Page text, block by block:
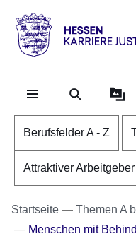
karriere.justiz
hessen.de
Berufsfelder A - Z
Attraktiver Arbeitgeber
Startseite
Themen A
Menschen mit